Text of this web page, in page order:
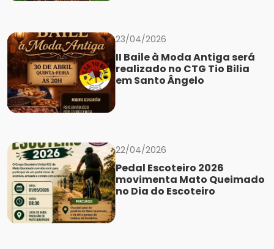
23/04/2026
II Baile à Moda Antiga será
realizado no CTG Tio Bilia
em Santo Ângelo
22/04/2026
Pedal Escoteiro 2026
movimenta Mato Queimado
no Dia do Escoteiro